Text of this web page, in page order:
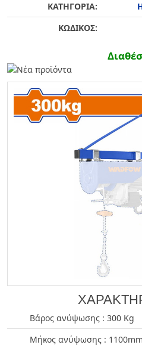
ΚΑΤΗΓΟΡΙΑ:
ΚΩΔΙΚΟΣ:
Βάρος ανύψωσης : 300 Kg
Μήκος ανύψωσης : 1100mm